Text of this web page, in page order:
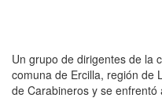
Un grupo de dirigentes de la
comuna de Ercilla, región de
de Carabineros y se